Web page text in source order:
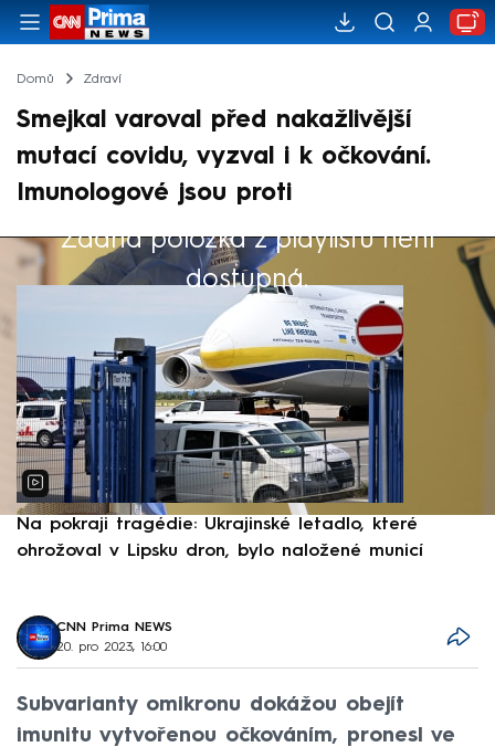
Domů Zdraví
Smejkal varoval před nakažlivější
mutací covidu, vyzval i k očkování.
Imunologové jsou proti
Žádná položka z playlistu není
dostupná.
Výběr redakce
Na pokraji tragédie: Ukrajinské letadlo, které
ohrožoval v Lipsku dron, bylo naložené municí
CNN Prima NEWS
20. pro 2023, 16:00
Subvarianty omikronu dokážou obejít
imunitu vytvořenou očkováním, pronesl ve